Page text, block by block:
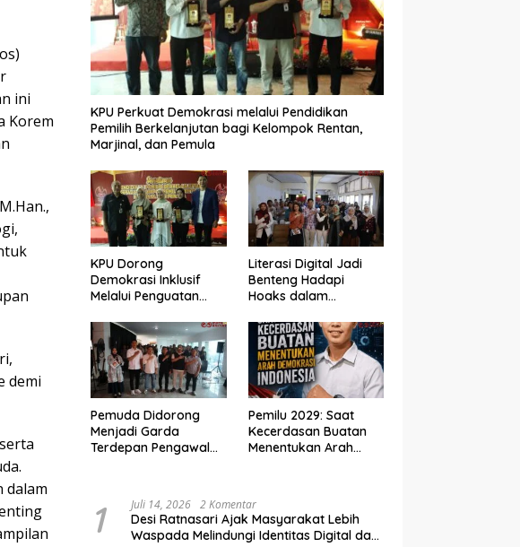
ini
Korem
demi
dalam
KPU Perkuat Demokrasi melalui Pendidikan
Pemilih Berkelanjutan bagi Kelompok Rentan,
Marjinal, dan Pemula
KPU Dorong
Demokrasi Inklusif
Melalui Penguatan
dalam Pendidikan
Pemilih
Literasi Digital Jadi
Benteng Hadapi
Hoaks dalam
Berkelanjutan
Pemuda Didorong
Menjadi Garda
Terdepan Pengawal
Pemilu 2029: Saat
Kecerdasan Buatan
Menentukan Arah
1 Juli 14, 2026 2 Komentar
Desi Ratnasari Ajak Masyarakat Lebih
Waspada Melindungi Identitas Digital dan